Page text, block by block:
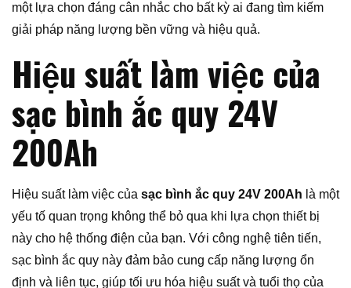
một lựa chọn đáng cân nhắc cho bất kỳ ai đang tìm kiếm
giải pháp năng lượng bền vững và hiệu quả.
Hiệu suất làm việc của
sạc bình ắc quy 24V
200Ah
Hiệu suất làm việc của sạc bình ắc quy 24V 200Ah là một
yếu tố quan trọng không thể bỏ qua khi lựa chọn thiết bị
này cho hệ thống điện của bạn. Với công nghệ tiên tiến,
sạc bình ắc quy này đảm bảo cung cấp năng lượng ổn
định và liên tục, giúp tối ưu hóa hiệu suất và tuổi thọ của